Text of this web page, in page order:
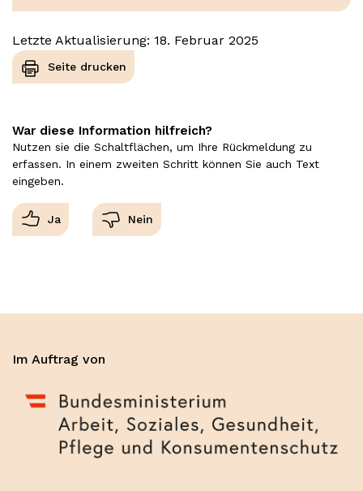
Letzte Aktualisierung: 18. Februar 2025
Seite drucken
War diese Information hilfreich?
Nutzen sie die Schaltflächen, um Ihre Rückmeldung zu
erfassen. In einem zweiten Schritt können Sie auch Text
eingeben.
Im Auftrag von